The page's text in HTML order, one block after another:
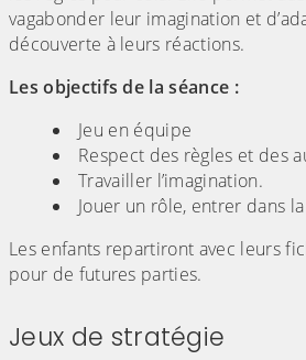
vagabonder leur imagination et
découverte à leurs réactions.
Les objectifs de la séance :
Jeu en équipe
Respect des règles et des
Travailler l’imagination.
Jouer un rôle, entrer dans
Les enfants repartiront avec leurs
pour de futures parties.
Jeux de stratégie